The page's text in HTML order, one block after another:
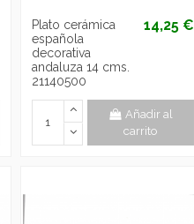
Plato cerámica
española
decorativa
andaluza 14 cms.
21140500
14,25 €
Añadir al
carrito